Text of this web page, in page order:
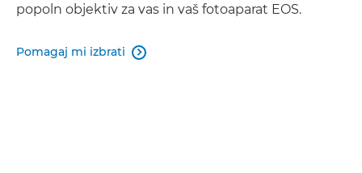
popoln objektiv za vas in vaš fotoaparat EOS.
Pomagaj mi izbrati 